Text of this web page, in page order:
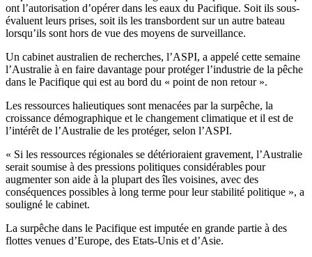
ont l’autorisation d’opérer dans les eaux du Pacifique. Soit ils sous-
évaluent leurs prises, soit ils les transbordent sur un autre bateau
lorsqu’ils sont hors de vue des moyens de surveillance.
Un cabinet australien de recherches, l’ASPI, a appelé cette semaine
l’Australie à en faire davantage pour protéger l’industrie de la pêche
dans le Pacifique qui est au bord du « point de non retour ».
Les ressources halieutiques sont menacées par la surpêche, la
croissance démographique et le changement climatique et il est de
l’intérêt de l’Australie de les protéger, selon l’ASPI.
« Si les ressources régionales se détérioraient gravement, l’Australie
serait soumise à des pressions politiques considérables pour
augmenter son aide à la plupart des îles voisines, avec des
conséquences possibles à long terme pour leur stabilité politique », a
souligné le cabinet.
La surpêche dans le Pacifique est imputée en grande partie à des
flottes venues d’Europe, des Etats-Unis et d’Asie.